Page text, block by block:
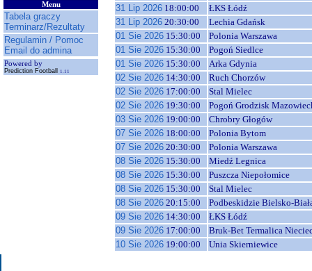
Menu
Tabela graczy
Terminarz/Rezultaty
Regulamin / Pomoc
Email do admina
Powered by
Prediction Football 1.11
31 Lip 2026 18:00:00
ŁKS Łódź
31 Lip 2026 20:30:00
Lechia Gdańsk
01 Sie 2026 15:30:00
Polonia Warszawa
01 Sie 2026 15:30:00
Pogoń Siedlce
01 Sie 2026 15:30:00
Arka Gdynia
02 Sie 2026 14:30:00
Ruch Chorzów
02 Sie 2026 17:00:00
Stal Mielec
02 Sie 2026 19:30:00
Pogoń Grodzisk
03 Sie 2026 19:00:00
Chrobry Głogów
07 Sie 2026 18:00:00
Polonia Bytom
07 Sie 2026 20:30:00
Polonia Warszawa
08 Sie 2026 15:30:00
Miedź Legnica
08 Sie 2026 15:30:00
Puszcza Niepołomice
08 Sie 2026 15:30:00
Stal Mielec
08 Sie 2026 20:15:00
Podbeskidzie Bielsko-
09 Sie 2026 14:30:00
ŁKS Łódź
09 Sie 2026 17:00:00
Bruk-Bet Termalica
10 Sie 2026 19:00:00 Unia Skierniewice